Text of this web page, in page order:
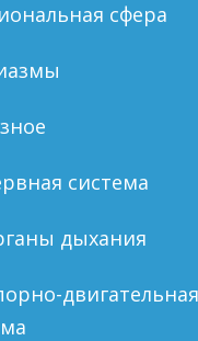
сфера
система
дыхания
двигательная